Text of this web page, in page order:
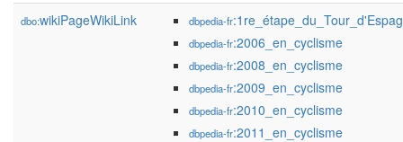
dbo:wikiPageWikiLink dbpedia-fr
dbpedia-fr:2006_en_cyclisme
dbpedia-fr:2008_en_cyclisme
dbpedia-fr:2009_en_cyclisme
dbpedia-fr:2010_en_cyclisme
dbpedia-fr:2011_en_cyclisme